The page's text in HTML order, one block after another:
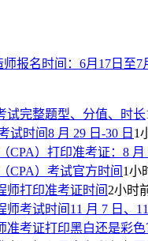
报名时间：6月17日至7
试完整题型、分值、时长
试时间8 月 29 日-30 日 1
CPA）打印准考证：8
CPA）考试官方时间 1小
师打印准考证时间2小时
考试时间11 月 7 日、
准考证打印黑白还是彩色